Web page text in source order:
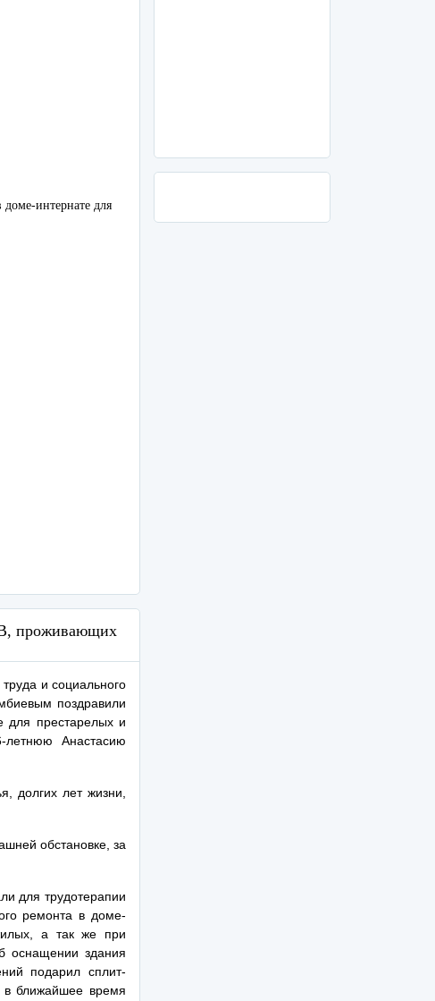
проживающих
и социального
поздравили
для престарелых и
Анастасию
долгих лет жизни,
обстановке, за
для трудотерапии
ремонта в доме-
а так же при
оснащении здания
подарил сплит-
в ближайшее время